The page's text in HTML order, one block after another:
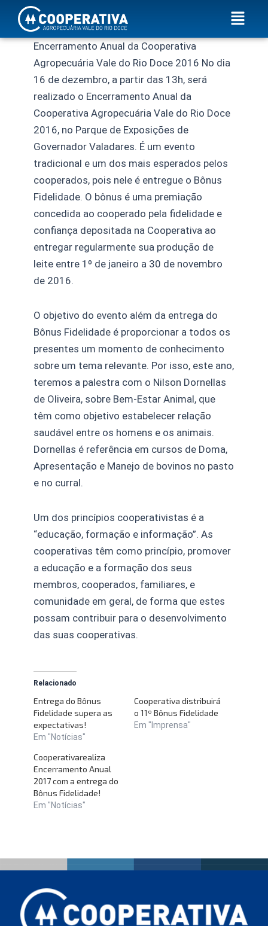
o
conteúdo
Menu
Encerramento Anual da Cooperativa
Agropecuária Vale do Rio Doce 2016 No dia
16 de dezembro, a partir das 13h, será
realizado o Encerramento Anual da
Cooperativa Agropecuária Vale do Rio Doce
2016, no Parque de Exposições de
Governador Valadares. É um evento
tradicional e um dos mais esperados pelos
cooperados, pois nele é entregue o Bônus
Fidelidade. O bônus é uma premiação
concedida ao cooperado pela fidelidade e
confiança depositada na Cooperativa ao
entregar regularmente sua produção de
leite entre 1º de janeiro a 30 de novembro
de 2016.
O objetivo do evento além da entrega do
Bônus Fidelidade é proporcionar a todos os
presentes um momento de conhecimento
sobre um tema relevante. Por isso, este ano,
teremos a palestra com o Nilson Dornellas
de Oliveira, sobre Bem-Estar Animal, que
têm como objetivo estabelecer relação
saudável entre os homens e os animais.
Dornellas é referência em cursos de Doma,
Apresentação e Manejo de bovinos no pasto
e no curral.
Um dos princípios cooperativistas é a
“educação, formação e informação”. As
cooperativas têm como princípio, promover
a educação e a formação dos seus
membros, cooperados, familiares, e
comunidade em geral, de forma que estes
possam contribuir para o desenvolvimento
das suas cooperativas.
Relacionado
Entrega do Bônus
Fidelidade supera as
expectativas!
Em "Notícias"
Cooperativa distribuirá
o 11º Bônus Fidelidade
Em "Imprensa"
Cooperativarealiza
Encerramento Anual
2017 com a entrega do
Bônus Fidelidade!
Em "Notícias"